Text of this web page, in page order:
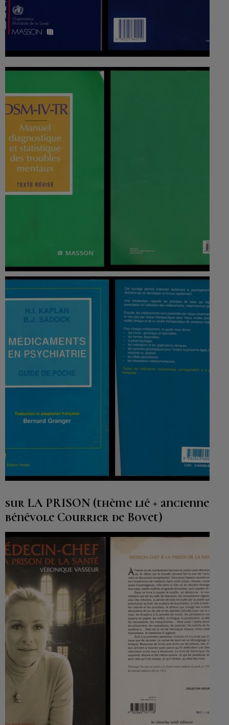
sur LA PRISON (thème lié + ancienne
bénévole Courrier de Bovet)